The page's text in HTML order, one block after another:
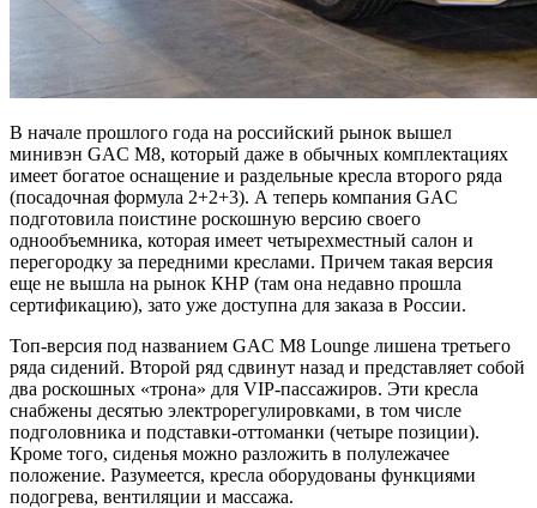
В начале прошлого года на российский рынок вышел
минивэн GAC M8, который даже в обычных комплектациях
имеет богатое оснащение и раздельные кресла второго ряда
(посадочная формула 2+2+3). А теперь компания GAC
подготовила поистине роскошную версию своего
однообъемника, которая имеет четырехместный салон и
перегородку за передними креслами. Причем такая версия
еще не вышла на рынок КНР (там она недавно прошла
сертификацию), зато уже доступна для заказа в России.
Топ-версия под названием GAC M8 Lounge лишена третьего
ряда сидений. Второй ряд сдвинут назад и представляет собой
два роскошных «трона» для VIP-пассажиров. Эти кресла
снабжены десятью электрорегулировками, в том числе
подголовника и подставки-оттоманки (четыре позиции).
Кроме того, сиденья можно разложить в полулежачее
положение. Разумеется, кресла оборудованы функциями
подогрева, вентиляции и массажа.